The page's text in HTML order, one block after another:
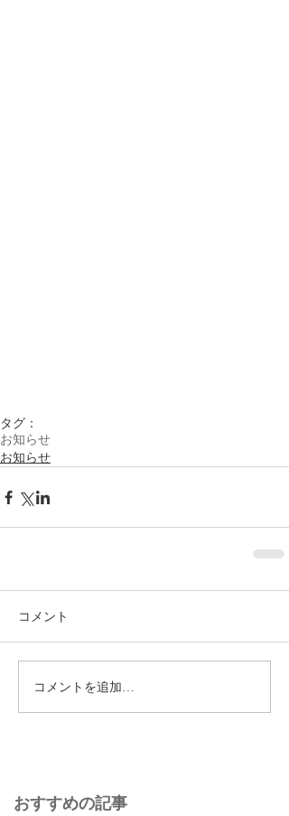
タグ：
お知らせ
お知らせ
コメント
コメントを追加…
おすすめの記事